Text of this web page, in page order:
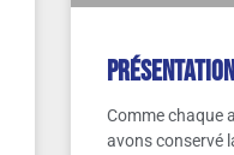
Comme chaque
avons conservé